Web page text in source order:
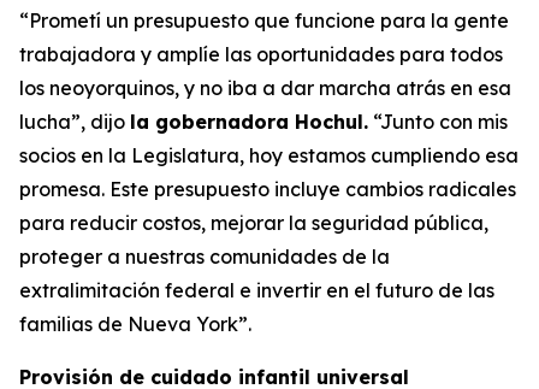
“Prometí un presupuesto que funcione para la gente
trabajadora y amplíe las oportunidades para todos
los neoyorquinos, y no iba a dar marcha atrás en esa
lucha”, dijo la gobernadora Hochul. “Junto con mis
socios en la Legislatura, hoy estamos cumpliendo esa
promesa. Este presupuesto incluye cambios radicales
para reducir costos, mejorar la seguridad pública,
proteger a nuestras comunidades de la
extralimitación federal e invertir en el futuro de las
familias de Nueva York”.
Provisión de cuidado infantil universal